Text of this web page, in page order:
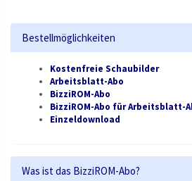
Bestellmöglichkeiten
Kostenfreie Schaubilder
Arbeitsblatt-Abo
BizziROM-Abo
BizziROM-Abo für Arbeitsblatt-
Einzeldownload
Was ist das BizziROM-Abo?